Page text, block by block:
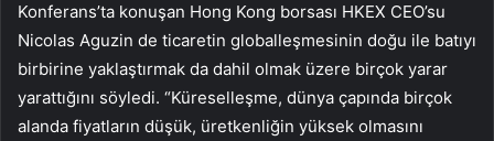
Konferans’ta konuşan Hong Kong borsası HKEX CEO’su
Nicolas Aguzin de ticaretin globalleşmesinin doğu ile batıyı
birbirine yaklaştırmak da dahil olmak üzere birçok yarar
yarattığını söyledi. “Küreselleşme, dünya çapında birçok
alanda fiyatların düşük, üretkenliğin yüksek olmasını